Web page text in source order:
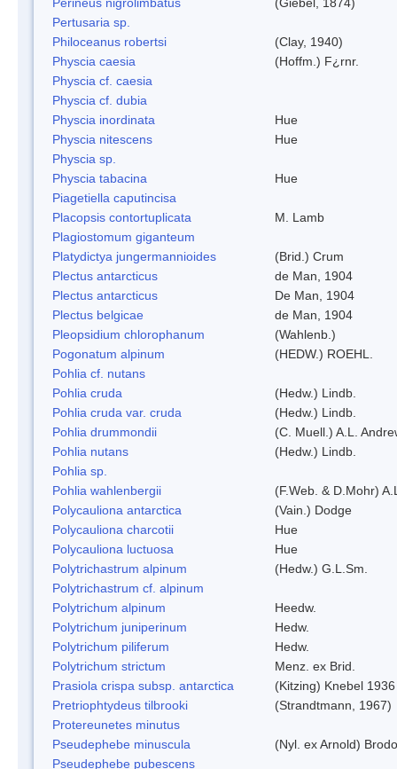
Pertusaria sp.
Philoceanus robertsi
(Clay, 1940)
Physcia caesia
(Hoffm.) F¿rnr.
Physcia cf. caesia
Physcia cf. dubia
Physcia inordinata
Hue
Physcia nitescens
Hue
Physcia sp.
Physcia tabacina
Hue
Piagetiella caputincisa
Placopsis contortuplicata
M. Lamb
Plagiostomum giganteum
Platydictya jungermannioides
(Brid.) Crum
Plectus antarcticus
de Man, 1904
Plectus antarcticus
De Man, 1904
Plectus belgicae
de Man, 1904
Pleopsidium chlorophanum
(Wahlenb.)
Pogonatum alpinum
(HEDW.) ROEHL.
Pohlia cf. nutans
Pohlia cruda
(Hedw.) Lindb.
Pohlia cruda var. cruda
(Hedw.) Lindb.
Pohlia drummondii
(C. Muell.) A.L.
Pohlia nutans
(Hedw.) Lindb.
Pohlia sp.
Pohlia wahlenbergii
(F.Web. & D.Mohr)
Polycauliona antarctica
(Vain.) Dodge
Polycauliona charcotii
Hue
Polycauliona luctuosa
Hue
Polytrichastrum alpinum
(Hedw.) G.L.Sm.
Polytrichastrum cf. alpinum
Polytrichum alpinum
Heedw.
Polytrichum juniperinum
Hedw.
Polytrichum piliferum
Hedw.
Polytrichum strictum
Menz. ex Brid.
Prasiola crispa subsp. antarctica
(Kitzing) Knebel 1936
Pretriophtydeus tilbrooki
(Strandtmann, 1967)
Protereunetes minutus
Pseudephebe minuscula
(Nyl. ex Arnold)
Pseudephebe pubescens